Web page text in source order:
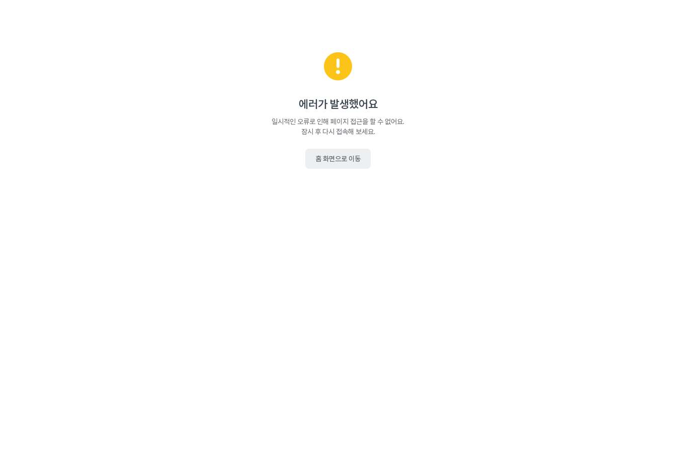
에러가 발생했어요
일시적인 오류로 인해 페이지 접근을 할 수 없어요.
잠시 후 다시 접속해 보세요.
홈 화면으로 이동